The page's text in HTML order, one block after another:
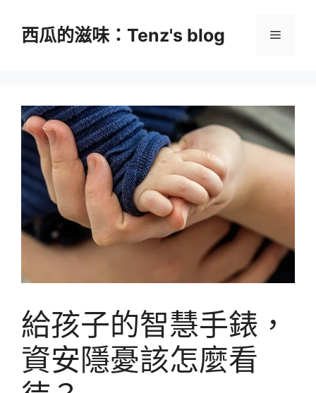
西瓜的滋味：Tenz's blog 選
給孩子的智慧手錶，
資安隱憂該怎麼看